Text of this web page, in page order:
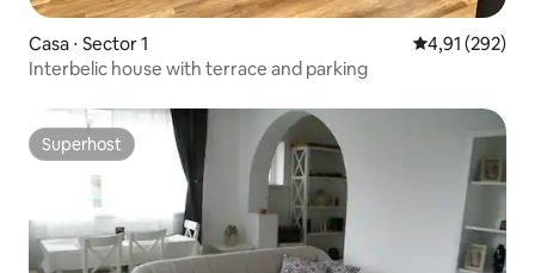
Casa ⋅ Sector 1 4,91 de uma
4,91 (292)
Interbelic house with terrace and parking
Superhost
Superhost